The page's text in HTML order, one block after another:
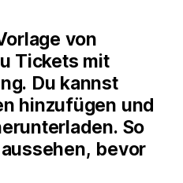
von
Tickets mit
Du kannst
hinzufügen und
So
bevor